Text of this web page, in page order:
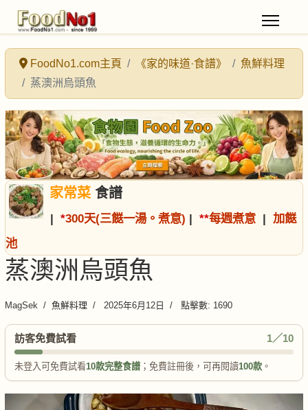
FoodNo1.com主頁 《家的味道·食譜》
魚鮮料理
蒸澳洲烏頭魚
家常菜食譜
| *300天(三餸一湯。煮意) | **每週煮意 | 加餸
池
蒸澳洲烏頭魚
MagSek 魚鮮料理 2025年6月12日 點擊數: 1690
訪客免費試看 1／10
未登入可免費試看10款完整食譜 ；免費註冊後，可再閱讀100款 。